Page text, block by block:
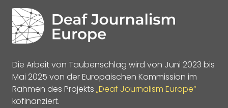
Die Arbeit von Taubenschlag wird von Juni 2023 bis
Mai 2025 von der Europäischen Kommission im
Rahmen des Projekts „Deaf Journalism Europe“
kofinanziert.